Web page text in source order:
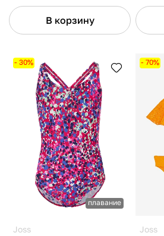
В корзину
- 30%
плавание
Joss
- 70%
Joss